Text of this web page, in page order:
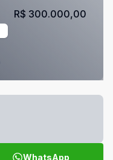
R$ 300.000,00
WhatsApp